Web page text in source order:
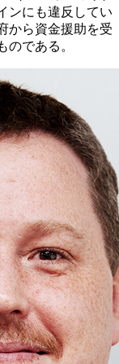
ンにも違反してい
から資金援助を受
のである。